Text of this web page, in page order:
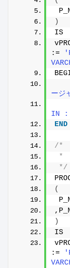
)
IS
:=
ージ
IN
END
/*
*
*/
(
)
IS
:=